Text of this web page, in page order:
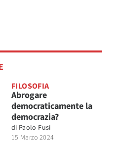
FILOSOFIA
Abrogare
democraticamente la
democrazia?
di Paolo Fusi
15 Marzo 2024